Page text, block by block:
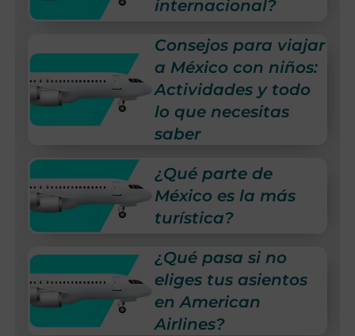
internacional?
Consejos para viajar
a México con niños:
Actividades y todo
lo que necesitas
saber
¿Qué parte de
México es la más
turística?
¿Qué pasa si no
eliges tus asientos
en American
Airlines?